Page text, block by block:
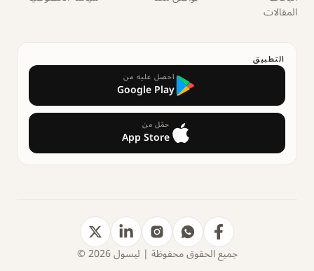
المقالات
التطبيق
احصل عليه من
Google Play
حمّل من
App Store
جميع الحقوق محفوظة | ليسول 2026 ©